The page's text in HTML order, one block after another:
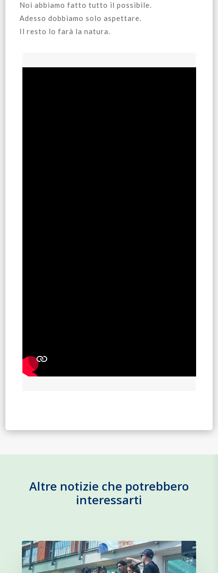
Noi abbiamo fatto tutto il possibile.
Adesso dobbiamo solo aspettare.
Il resto lo farà la natura.
Altre notizie che potrebbero
interessarti